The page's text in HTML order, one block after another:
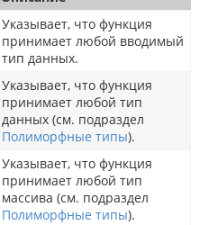
Указывает, что функция
принимает любой вводимый
тип данных.
Указывает, что функция
принимает любой тип
данных (см. подраздел
Полиморфные типы).
Указывает, что функция
принимает любой тип
массива (см. подраздел
Полиморфные типы).